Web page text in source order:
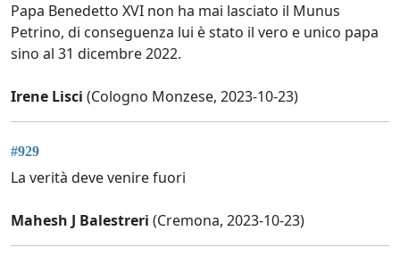
Papa Benedetto XVI non ha mai lasciato il Munus
Petrino, di conseguenza lui è stato il vero e unico papa
sino al 31 dicembre 2022.
Irene Lisci (Cologno Monzese, 2023-10-23)
#929
La verità deve venire fuori
Mahesh J Balestreri (Cremona, 2023-10-23)